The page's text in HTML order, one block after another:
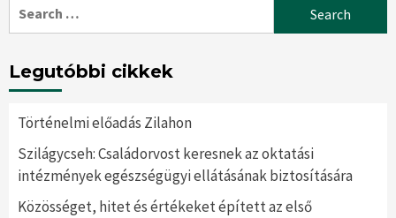
Legutóbbi cikkek
Történelmi előadás Zilahon
Szilágycseh: Családorvost keresnek az oktatási
intézmények egészségügyi ellátásának biztosítására
Közösséget, hitet és értékeket épített az első